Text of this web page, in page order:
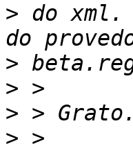
> do xml.
>
>
>
>